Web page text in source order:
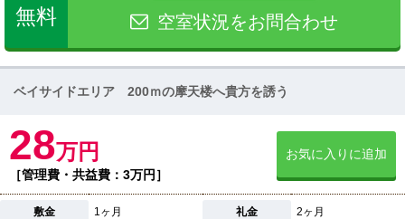
無料 空室状況をお問合わせ
ベイサイドエリア 200ｍの摩天楼へ貴方を誘う
28万円
［管理費・共益費：3万円］
お気に入りに追加
敷金 1ヶ月 礼金 2ヶ月